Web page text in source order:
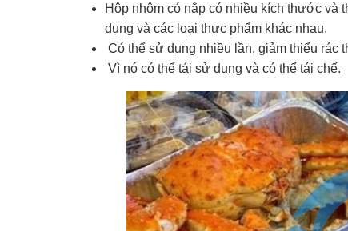
Hộp nhôm có nắp có nhiều kích thước
dụng và các loại thực phẩm khác nhau.
Có thể sử dụng nhiều lần, giảm thiểu rác
Vì nó có thể tái sử dụng và có thể tái chế.